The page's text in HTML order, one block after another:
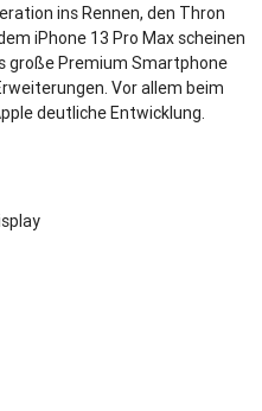
ins Rennen, den Thron
iPhone 13 Pro Max scheinen
große Premium Smartphone
Vor allem beim
deutliche Entwicklung.